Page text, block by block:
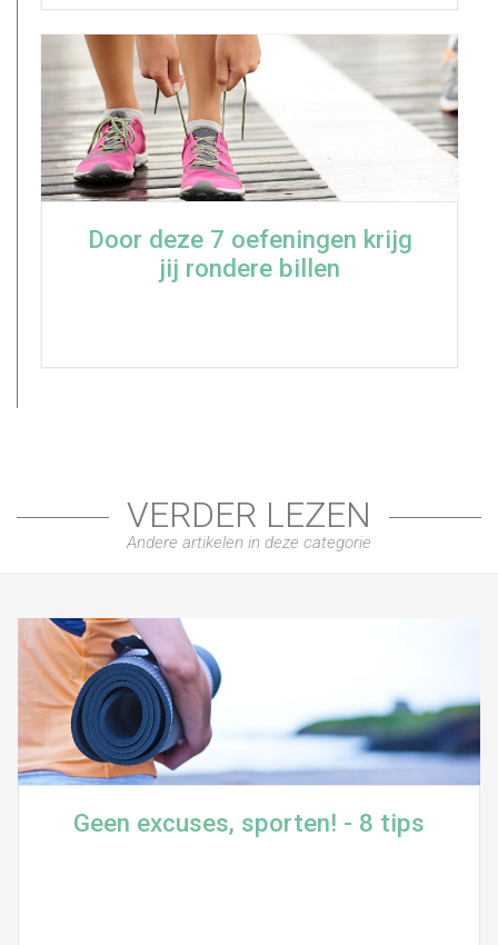
Door deze 7 oefeningen krijg
jij rondere billen
VERDER LEZEN
Andere artikelen in deze categorie
Geen excuses, sporten! - 8 tips